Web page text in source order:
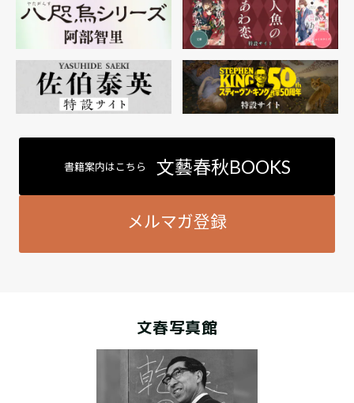
書籍案内はこちら 文藝春秋BOOKS
メルマガ登録
文春写真館